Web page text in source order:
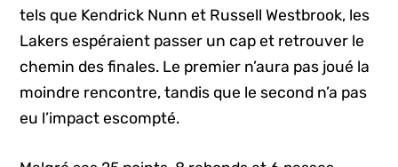
tels que Kendrick Nunn et Russell Westbrook, les
Lakers espéraient passer un cap et retrouver le
chemin des finales. Le premier n’aura pas joué la
moindre rencontre, tandis que le second n’a pas
eu l’impact escompté.